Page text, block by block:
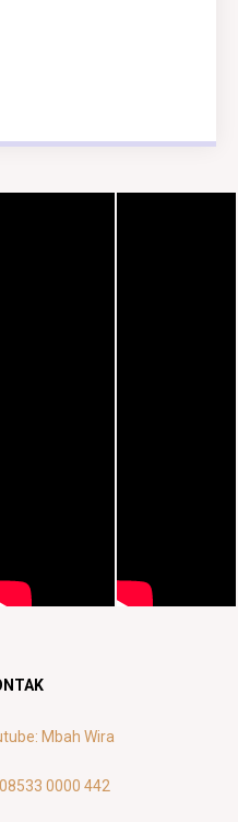
Mbah Wira
0000 442